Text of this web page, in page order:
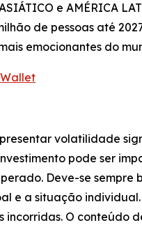
e AMÉRICA
de pessoas até
emocionantes do
volatilidade
pode ser
Deve-se sempre
e a situação
O conteúdo